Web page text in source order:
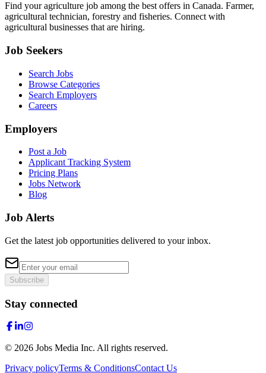
Find your agriculture job among the best offers in Canada. Farmer,
agricultural technician, forestry and fisheries. Connect with
agricultural businesses that are hiring.
Job Seekers
Search Jobs
Browse Categories
Search Employers
Careers
Employers
Post a Job
Applicant Tracking System
Pricing Plans
Jobs Network
Blog
Job Alerts
Get the latest job opportunities delivered to your inbox.
Subscribe
Stay connected
© 2026 Jobs Media Inc. All rights reserved.
Privacy policyTerms & ConditionsContact Us